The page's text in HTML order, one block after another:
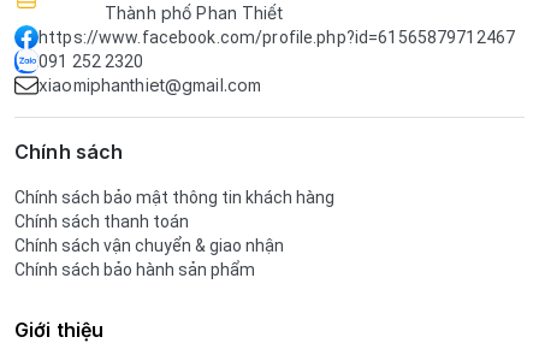
Thành phố Phan Thiết
https://www.facebook.com/profile.php?id=61565879712467
091 252 2320
xiaomiphanthiet@gmail.com
Chính sách
Chính sách bảo mật thông tin khách hàng
Chính sách thanh toán
Chính sách vận chuyển & giao nhận
Chính sách bảo hành sản phẩm
Giới thiệu